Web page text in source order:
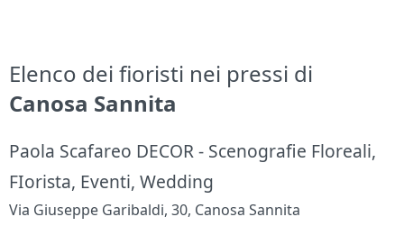
Elenco dei fioristi nei pressi di
Canosa Sannita
Paola Scafareo DECOR - Scenografie Floreali,
FIorista, Eventi, Wedding
Via Giuseppe Garibaldi, 30, Canosa Sannita